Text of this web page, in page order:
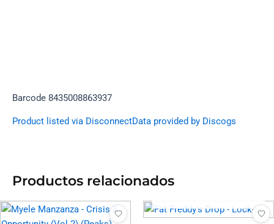
Barcode 8435008863937
Product listed via DisconnectData provided by Discogs
Productos relacionados